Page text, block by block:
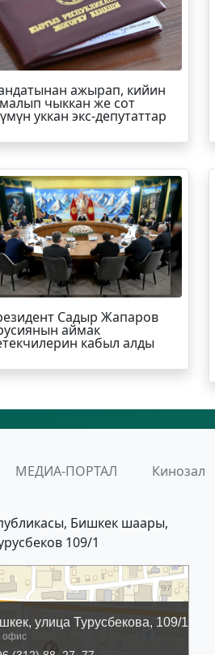
ажырап, кийин
чыккан же сот
уккан экс-депутаттар
Садыр Жапаров
аймак
кабыл алды
МЕДИА-ПОРТАЛ Кинозал
Бишкек шаары,
109/1